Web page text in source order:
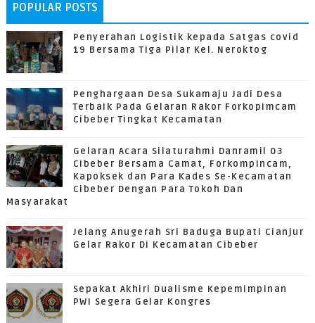
POPULAR POSTS
Penyerahan Logistik kepada Satgas covid
19 Bersama Tiga Pilar Kel. Neroktog
Penghargaan Desa Sukamaju Jadi Desa
Terbaik Pada Gelaran Rakor Forkopimcam
Cibeber Tingkat Kecamatan
Gelaran Acara Silaturahmi Danramil 03
Cibeber Bersama Camat, Forkompincam,
Kapoksek dan Para Kades Se-Kecamatan
Cibeber Dengan Para Tokoh Dan
Masyarakat
Jelang Anugerah Sri Baduga Bupati Cianjur
Gelar Rakor Di Kecamatan Cibeber
Sepakat Akhiri Dualisme Kepemimpinan
PWI Segera Gelar Kongres